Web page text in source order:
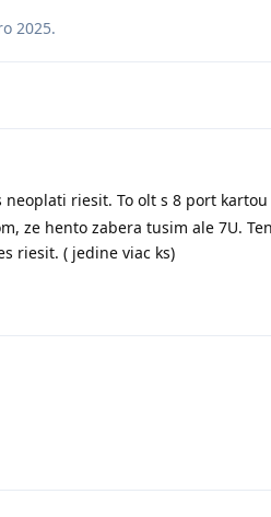
2025.
riesit. To olt s 8 port
ze hento zabera tusim ale 7U.
riesit. ( jedine viac ks)